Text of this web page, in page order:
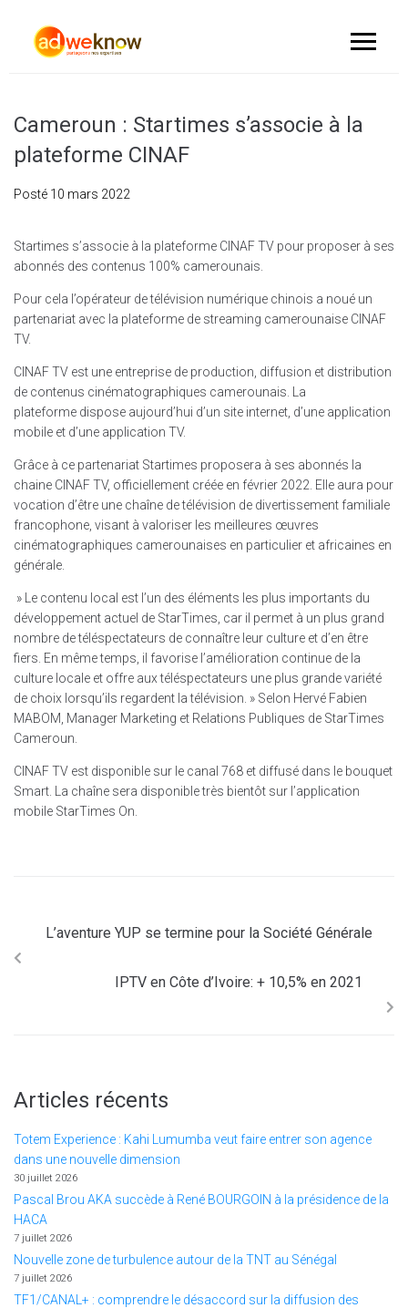
Cameroun : Startimes s’associe à la
plateforme CINAF
Posté 10 mars 2022
Startimes s’associe à la plateforme CINAF TV pour proposer à ses
abonnés des contenus 100% camerounais.
Pour cela l’opérateur de télévision numérique chinois a noué un
partenariat avec la plateforme de streaming camerounaise CINAF
TV.
CINAF TV est une entreprise de production, diffusion et distribution
de contenus cinématographiques camerounais. La
plateforme dispose aujourd’hui d’un site internet, d’une application
mobile et d’une application TV.
Grâce à ce partenariat Startimes proposera à ses abonnés la
chaine CINAF TV, officiellement créée en février 2022. Elle aura pour
vocation d’être une chaîne de télévision de divertissement familiale
francophone, visant à valoriser les meilleures œuvres
cinématographiques camerounaises en particulier et africaines en
générale.
» Le contenu local est l’un des éléments les plus importants du
développement actuel de StarTimes, car il permet à un plus grand
nombre de téléspectateurs de connaître leur culture et d’en être
fiers. En même temps, il favorise l’amélioration continue de la
culture locale et offre aux téléspectateurs une plus grande variété
de choix lorsqu’ils regardent la télévision. » Selon Hervé Fabien
MABOM, Manager Marketing et Relations Publiques de StarTimes
Cameroun.
CINAF TV est disponible sur le canal 768 et diffusé dans le bouquet
Smart. La chaîne sera disponible très bientôt sur l’application
mobile StarTimes On.
L’aventure YUP se termine pour la Société Générale
IPTV en Côte d’Ivoire: + 10,5% en 2021
Articles récents
Totem Experience : Kahi Lumumba veut faire entrer son agence
dans une nouvelle dimension
30 juillet 2026
Pascal Brou AKA succède à René BOURGOIN à la présidence de la
HACA
7 juillet 2026
Nouvelle zone de turbulence autour de la TNT au Sénégal
7 juillet 2026
TF1/CANAL+ : comprendre le désaccord sur la diffusion des